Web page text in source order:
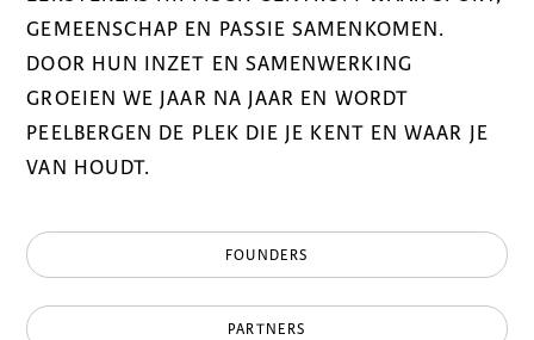
GEMEENSCHAP EN PASSIE SAMENKOMEN.
DOOR HUN INZET EN SAMENWERKING
GROEIEN WE JAAR NA JAAR EN WORDT
PEELBERGEN DE PLEK DIE JE KENT EN WAAR JE
VAN HOUDT.
FOUNDERS
PARTNERS